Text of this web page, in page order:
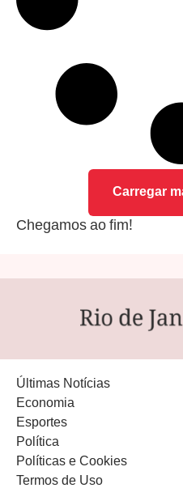
Carregar
Chegamos ao fim!
Últimas Notícias
Economia
Esportes
Política
Políticas e Cookies
Termos de Uso